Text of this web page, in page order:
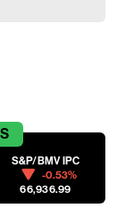
S&P/BMV IPC
-0.53%
66,936.99